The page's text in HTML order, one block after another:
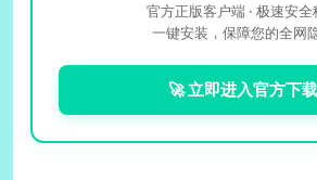
官方正版客户端 · 极速安全
一键安装，保障您的全网
🚀 立即进入官方下载